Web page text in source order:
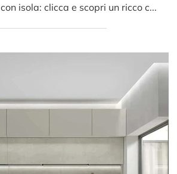
Cucine Moderne con isola: clicca e scopri un ricco catalogo di soluzioni del brand Stosa, tra cui il modello Art-Lumia con isola.